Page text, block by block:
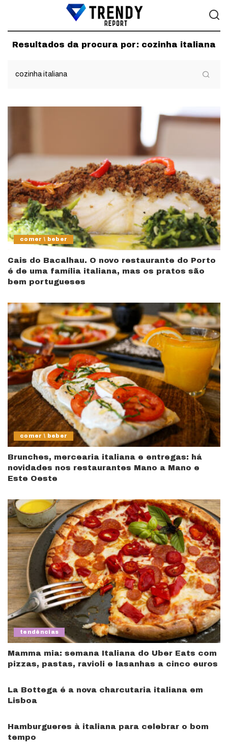
Resultados da procura por: cozinha italiana
comer \ beber
Cais do Bacalhau. O novo restaurante do Porto
é de uma família italiana, mas os pratos são
bem portugueses
comer \ beber
Brunches, mercearia italiana e entregas: há
novidades nos restaurantes Mano a Mano e
Este Oeste
tendências
Mamma mia: semana Italiana do Uber Eats com
pizzas, pastas, ravioli e lasanhas a cinco euros
La Bottega é a nova charcutaria italiana em
Lisboa
Hamburgueres à italiana para celebrar o bom
tempo